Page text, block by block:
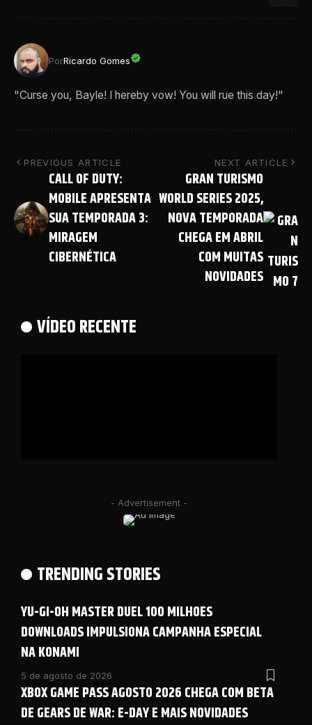
PorRicardo Gomes
"Curse you, Bayle! I hereby vow! You will rue this day!"
PREVIOUS ARTICLE
CALL OF DUTY:
MOBILE APRESENTA
SUA TEMPORADA 3:
MIRAGEM
CIBERNÉTICA
NEXT ARTICLE
GRAN TURISMO
WORLD SERIES 2025,
NOVA TEMPORADA
CHEGA EM ABRIL
COM MUITAS
NOVIDADES
VÍDEO RECENTE
- Advertisement -
TRENDING STORIES
YU-GI-OH MASTER DUEL 100 MILHOES
DOWNLOADS IMPULSIONA CAMPANHA ESPECIAL
NA KONAMI
5 de agosto de 2026
XBOX GAME PASS AGOSTO 2026 CHEGA COM BETA
DE GEARS DE WAR: E-DAY E MAIS NOVIDADES